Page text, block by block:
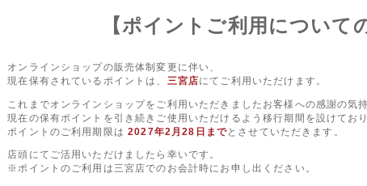
【ポイントご利用について
オンラインショップの販売体制変更に伴い、
現在保有されているポイントは、
三宮店にてご利用いただけます。
これまでオンラインショップをご利用いただきましたお客様への感謝の気
現在の保有ポイントを引き続きご使用いただけるよう移行期間を設けており
ポイントのご利用期限は2027年2月28日までとさせていただきます。
店頭にてご活用いただけましたら幸いです。
※ポイントのご利用は三宮店でのお会計時にお申し出ください。